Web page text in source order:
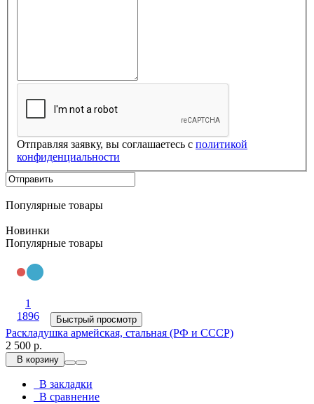
Отправляя заявку, вы соглашаетесь с политикой
конфиденциальности
Популярные товары
Новинки
Популярные товары
1
1896
Быстрый просмотр
Раскладушка армейская, стальная (РФ и СССР)
2 500 р.
В корзину
В закладки
В сравнение